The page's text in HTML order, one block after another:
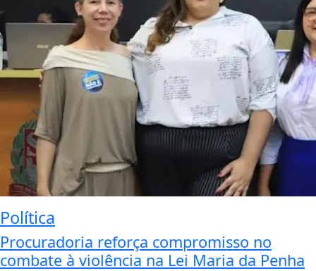
Política
Procuradoria reforça compromisso no
combate à violência na Lei Maria da Penha